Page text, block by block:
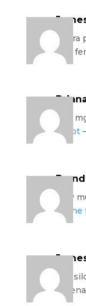
viagra
uk
–
300
script
how
online
buy